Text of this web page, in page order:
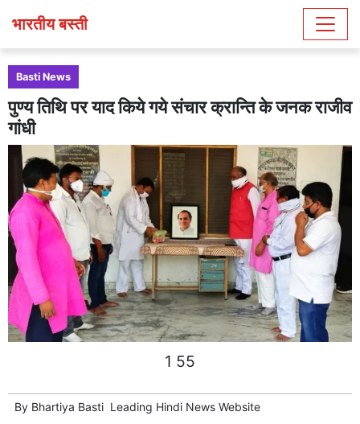
भारतीय बस्ती
Basti News
पुण्य तिथि पर याद किये गये संचार क्रान्ति के जनक राजीव
गांधी
1 55
By Bhartiya Basti Leading Hindi News Website